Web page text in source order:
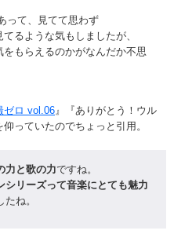
って、見てて思わず
てるような気もしましたが、
もらえるのかがなんだか不思
ゼロ vol.06』『ありがとう！ウル
っていたのでちょっと引用。
力と歌の力ですね。
シリーズって音楽にとても魅力
ね。